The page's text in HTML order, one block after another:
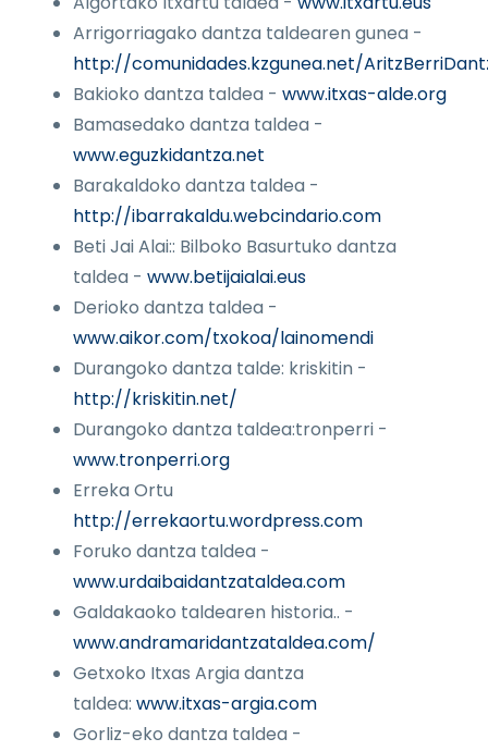
Arrigorriagako dantza taldearen gunea -
http://comunidades.kzgunea.net/
Bakioko dantza taldea - www.itxas-alde.org
Bamasedako dantza taldea -
www.eguzkidantza.net
Barakaldoko dantza taldea -
http://ibarrakaldu.webcindario.com
Beti Jai Alai:: Bilboko Basurtuko dantza
taldea - www.betijaialai.eus
Derioko dantza taldea -
www.aikor.com/txokoa/lainomendi
Durangoko dantza talde: kriskitin -
http://kriskitin.net/
Durangoko dantza taldea:tronperri -
www.tronperri.org
Erreka Ortu
http://errekaortu.wordpress.com
Foruko dantza taldea -
www.urdaibaidantzataldea.com
Galdakaoko taldearen historia.. -
www.andramaridantzataldea.com/
Getxoko Itxas Argia dantza
taldea: www.itxas-argia.com
Gorliz-eko dantza taldea -